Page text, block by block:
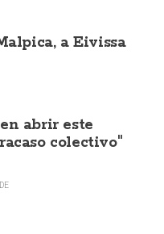
a Eivissa
abrir este
colectivo"